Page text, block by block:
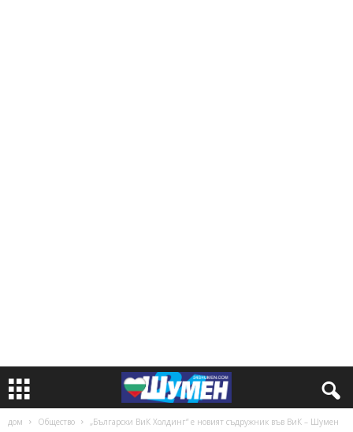
дом Общество „Български ВиК Холдинг“ е новият съдружник във ВиК – Шумен